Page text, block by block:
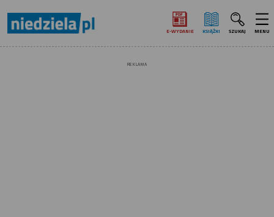
E‑WYDANIE KSIĄŻKI SZUKAJ MENU
REKLAMA